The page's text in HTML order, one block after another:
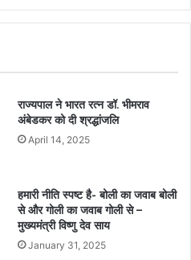
राज्यपाल ने भारत रत्न डॉ. भीमराव
अंबेडकर को दी श्रद्धांजलि
April 14, 2025
हमारी नीति स्पष्ट है- बोली का जवाब बोली
से और गोली का जवाब गोली से –
मुख्यमंत्री विष्णु देव साय
January 31, 2025